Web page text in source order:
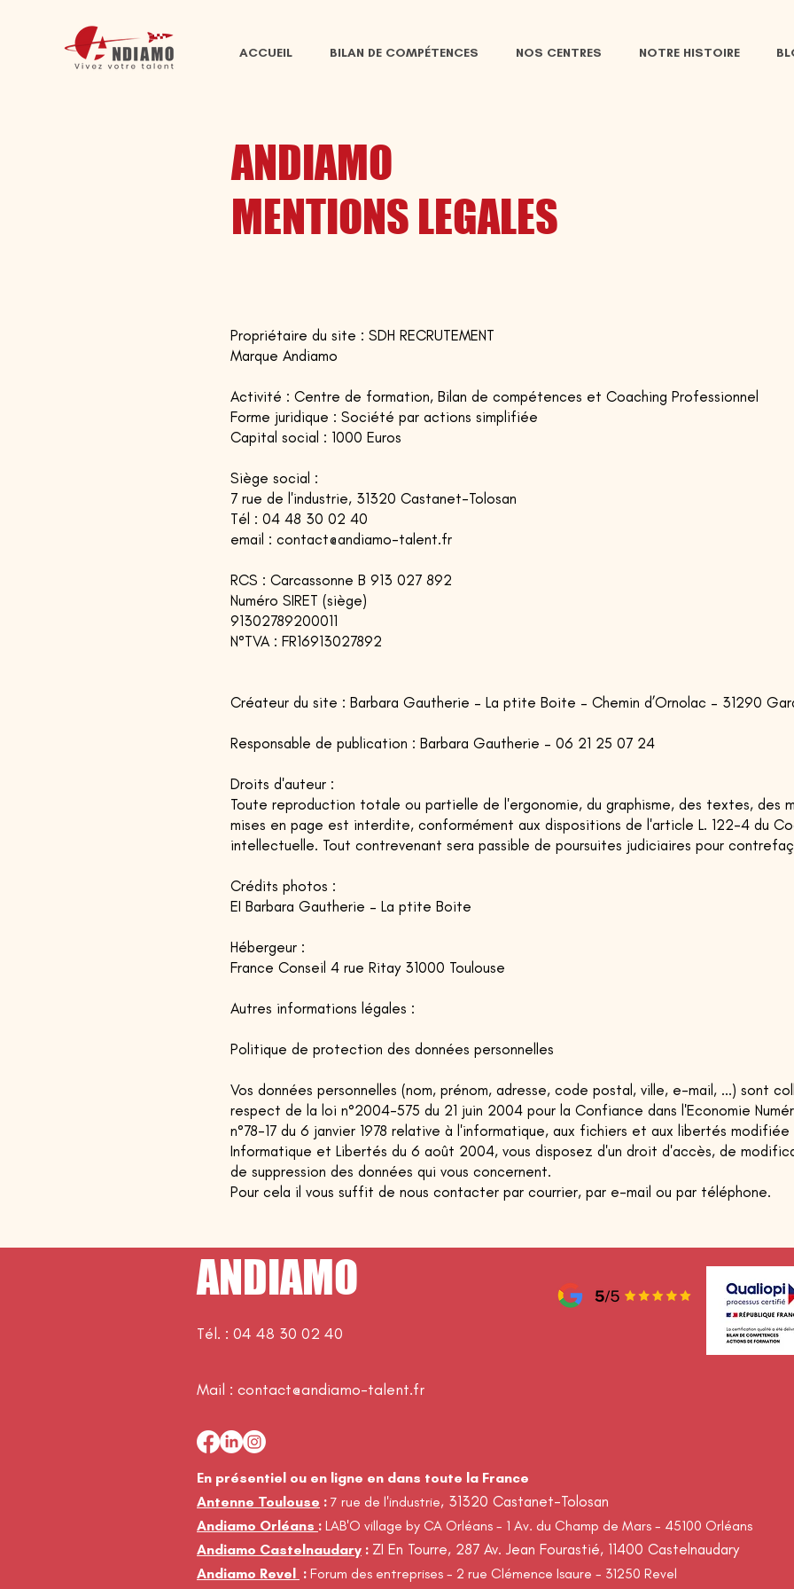
ACCUEIL BILAN DE COMPÉTENCES NOS CENTRES NOTRE HISTOIRE
ANDIAMO
MENTIONS LEGALES
Propriétaire du site : SDH RECRUTEMENT
Marque Andiamo
Activité : Centre de formation, Bilan de compétences et Coaching Professionnel
Forme juridique : Société par actions simplifiée
Capital social : 1000 Euros
Siège social :
7 rue de l'industrie, 31320 Castanet-Tolosan
Tél : 04 48 30 02 40
email : contact@andiamo-talent.fr
RCS : Carcassonne B 913 027 892
Numéro SIRET (siège)
91302789200011
N°TVA : FR16913027892
Créateur du site : Barbara Gautherie – La ptite Boite – Chemin d’Ornolac – 31290
Responsable de publication : Barbara Gautherie – 06 21 25 07 24
Droits d'auteur :
Toute reproduction totale ou partielle de l'ergonomie, du graphisme, des textes, des
mises en page est interdite, conformément aux dispositions de l'article L. 122-4 du
intellectuelle. Tout contrevenant sera passible de poursuites judiciaires pour
Crédits photos :
EI Barbara Gautherie – La ptite Boite
Hébergeur :
France Conseil 4 rue Ritay 31000 Toulouse
Autres informations légales :
Politique de protection des données personnelles
Vos données personnelles (nom, prénom, adresse, code postal, ville, e-mail, ...) sont
respect de la loi n°2004-575 du 21 juin 2004 pour la Confiance dans l'Economie
n°78-17 du 6 janvier 1978 relative à l'informatique, aux fichiers et aux libertés modifiée
Informatique et Libertés du 6 août 2004, vous disposez d'un droit d'accès, de
de suppression des données qui vous concernent.
Pour cela il vous suffit de nous contacter par courrier, par e-mail ou par téléphone.
ANDIAMO
Tél. : 04 48 30 02 40
Mail : contact@andiamo-talent.fr
En présentiel ou en ligne en dans toute la France
Antenne Toulouse : 7 rue de l'industrie, 31320 Castanet-Tolosan
Andiamo Orléans : LAB'O village by CA Orléans - 1 Av. du Champ de Mars - 45100 Orléans
Andiamo Castelnaudary : ZI En Tourre, 287 Av. Jean Fourastié, 11400 Castelnaudary
Andiamo Revel : Forum des entreprises - 2 rue Clémence Isaure - 31250 Revel